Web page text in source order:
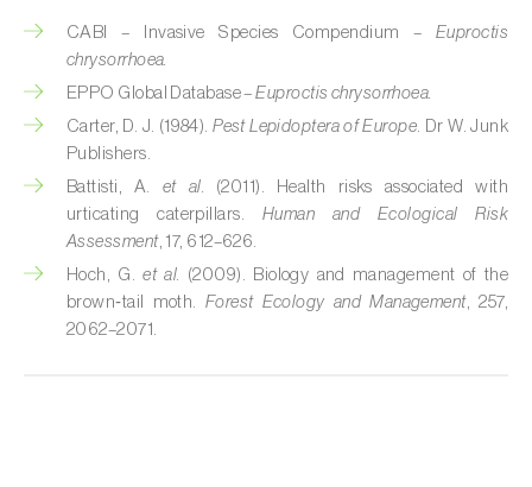
Diaspidiotus) perniciosus )
Cochinilla obscura ( Pseudococcus viburni
Cochinilla roja de los cítricos (Aonidiella
aurantii)
Cochinillas
Cogollero del maíz ( Spodoptera frugiperda)
Cogollero del tomate (
CABI – Invasive Species Compendium – Euproctis
chrysorrhoea.
EPPO Global Database –Euproctis chrysorrhoea.
Carter, D. J. (1984).Pest Lepidoptera of Europe . Dr W. Junk
Publishers.
Battisti, A. et al.
(2011). Health risks associated with
urticating caterpillars. Human and Ecological Risk
Assessment, 17, 612–626.
Hoch, G.et al.
(2009). Biology and management of the
brown‑tail moth. Forest Ecology and Management, 257,
2062–2071.